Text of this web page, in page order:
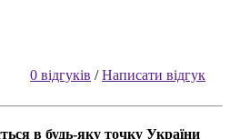
0 відгуків /Написати відгук
в будь-яку точку України